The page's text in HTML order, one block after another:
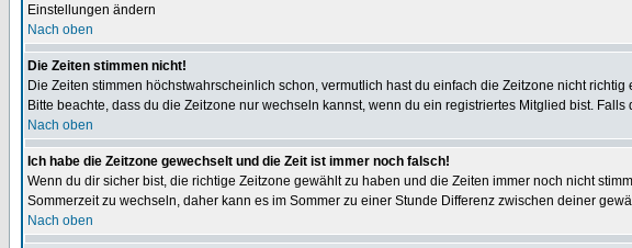
Einstellungen ändern
Nach oben
Die Zeiten stimmen nicht!
Die Zeiten stimmen höchstwahrscheinlich schon, vermutlich hast du einfach die Zeitzone nicht
Bitte beachte, dass du die Zeitzone nur wechseln kannst, wenn du ein registriertes Mitglied bist.
Nach oben
Ich habe die Zeitzone gewechselt und die Zeit ist immer noch falsch!
Wenn du dir sicher bist, die richtige Zeitzone gewählt zu haben und die Zeiten immer noch nicht
Sommerzeit zu wechseln, daher kann es im Sommer zu einer Stunde Differenz zwischen deiner
Nach oben